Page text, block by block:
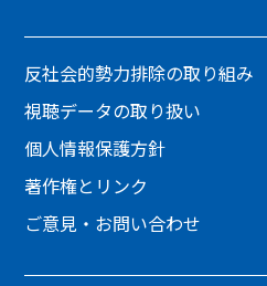
反社会的勢力排除の取り組み
視聴データの取り扱い
個人情報保護方針
著作権とリンク
ご意見・お問い合わせ